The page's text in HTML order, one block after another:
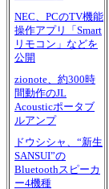
NEC、PCのTV機能
操作アプリ「Smart
リモコン」などを
公開
zionote、約300時
間動作のJL
Acousticポータブ
ルアンプ
ドウシシャ、“新生
SANSUI”の
Bluetoothスピーカ
ー4機種